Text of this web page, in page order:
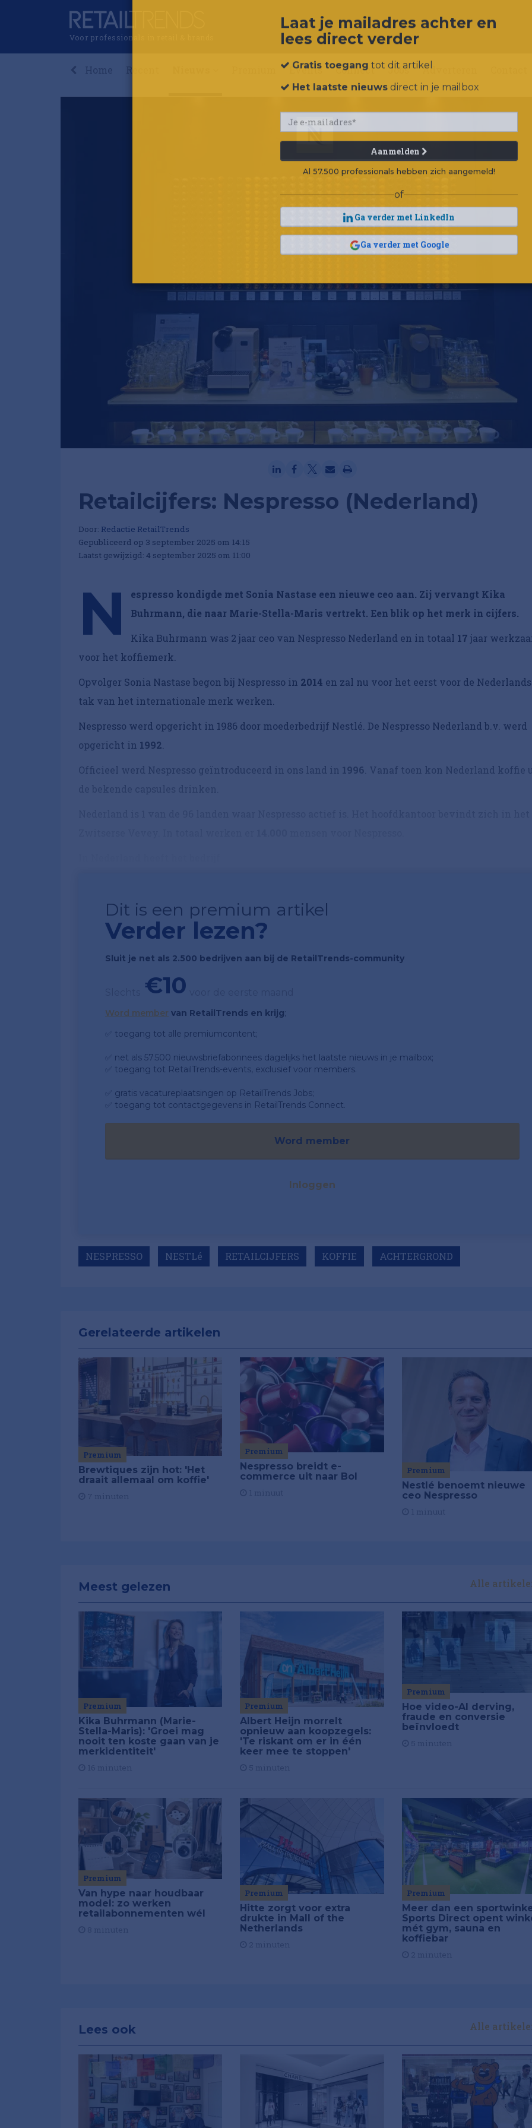
Voor professionals in retail & brands
Home Recent Events Connect Jobs Adverteren
Retailcijfers: Nespresso (Nederland)
Door: Redactie RetailTrends
Gepubliceerd op 3 september 2025 om 14:15
Laatst gewijzigd: 4 september 2025 om 11:00
N
espresso kondigde met Sonia Nastase een nieuwe ceo aan. Zij vervangt Kika
Buhrmann, die naar Marie-Stella-Maris vertrekt. Een blik op het merk in cijfers.
Kika Buhrmann was 2 jaar ceo van Nespresso Nederland en in totaal 17 jaar
voor het koffiemerk.
Opvolger Sonia Nastase begon bij Nespresso in 2014 en zal nu voor het eerst voor de
tak van het internationale merk werken.
Nespresso werd opgericht in 1986 door moederbedrijf Nestlé. De Nespresso Nederland b.v. werd
opgericht in 1992
Officieel werd Nespresso geïntroduceerd in ons land in 1996 . Vanaf toen kon Nederland koffie
de bekende capsules drinken.
Dit is een premium artikel
Verder lezen?
Sluit je net als 2.500 bedrijven aan bij de RetailTrends-community
€10
Word member van RetailTrends en krijg;
✅ toegang tot alle premiumcontent;
✅ net als 57.500 nieuwsbriefabonnees dagelijks het laatste nieuws in je mailbox;
✅ toegang tot RetailTrends-events, exclusief voor members.
✅ gratis vacatureplaatsingen op RetailTrends Jobs;
✅ toegang tot contactgegevens in RetailTrends Connect.
Word member
Inloggen
NESPRESSO NESTLé RETAILCIJFERS KOFFIE ACHTERGROND
Gerelateerde artikelen
Premium
Brewtiques zijn hot: 'Het
draait allemaal om koffie'
Premium
Nespresso breidt e-
commerce uit naar Bol
Premium
Nestlé benoemt nieuwe
ceo Nespresso
Meest gelezen Alle
Premium
Kika Buhrmann (Marie-
Stella-Maris): 'Groei mag
nooit ten koste gaan van je
merkidentiteit'
Premium
Albert Heijn morrelt
opnieuw aan koopzegels:
'Te riskant om er in één
keer mee te stoppen'
Premium
Hoe video-AI derving,
fraude en conversie
beïnvloedt
Premium
Van hype naar houdbaar
model: zo werken
retailabonnementen wél
Premium
Hitte zorgt voor extra
drukte in Mall of the
Netherlands
Premium
Meer dan een
Sports Direct opent
mét gym, sauna en
koffiebar
Lees ook Alle
Laat je mailadres achter en
lees direct verder
Het laatste nieuws
of
Ga verder met LinkedIn